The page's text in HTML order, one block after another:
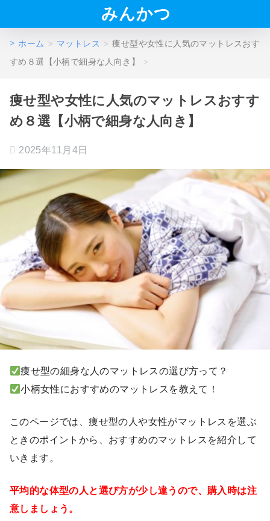
みんかつ
ホーム マットレス
痩せ型や女性に人気のマットレスおす
すめ８選【小柄で細身な人向き】
痩せ型や女性に人気のマットレスおすす
め８選【小柄で細身な人向き】
2025年11月4日
痩せ型の細身な人のマットレスの選び方って？
小柄女性におすすめのマットレスを教えて！
このページでは、痩せ型の人や女性がマットレスを選ぶ
ときのポイントから、おすすめのマットレスを紹介して
いきます。
平均的な体型の人と選び方が少し違うので、購入時は注
意しましょう。